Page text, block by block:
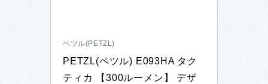
ペツル(PETZL)
PETZL(ペツル) E093HA タク
ティカ 【300ルーメン】 デザ